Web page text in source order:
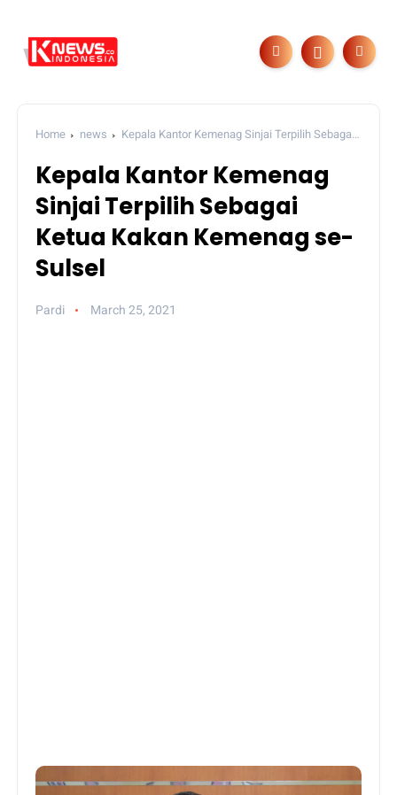
Home news
Kepala Kantor Kemenag Sinjai Terpilih Sebagai
Kepala Kantor Kemenag
Sinjai Terpilih Sebagai
Ketua Kakan Kemenag se-
Sulsel
Pardi March 25, 2021